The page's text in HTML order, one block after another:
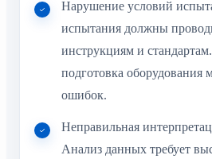
Нарушение условий
испытания должны
инструкциям и
подготовка оборудования
ошибок.
Неправильная
Анализ данных требует